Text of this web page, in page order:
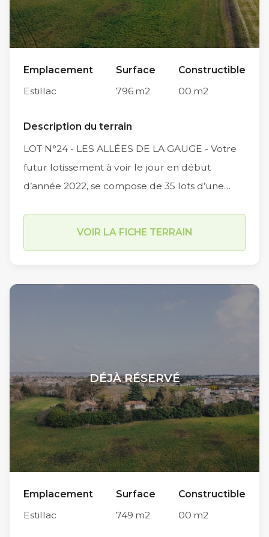
Emplacement
Estillac
Surface
796 m2
Constructible
00 m2
Description du terrain
LOT N°24 - LES ALLÉES DE LA GAUGE - Votre
futur lotissement à voir le jour en début
d’année 2022, se compose de 35 lots d’une
en moins de 10 minutes en voiture par le Pont
de Pierre) lui confère une situation
géographique idéale sur l’agglomération
d’Agen. Parmi ses autres atouts, sa proximité
avec les parcs Walygator et Aqualand d’une
part et le collège Théophile de Viau et ses
d’autre part, en font un endroit privilégié pour
la vie de famille. Chaque futur propriétaire est
VOIR LA FICHE TERRAIN
DÉJÀ RÉSERVÉ
Emplacement
Estillac
Surface
749 m2
Constructible
00 m2